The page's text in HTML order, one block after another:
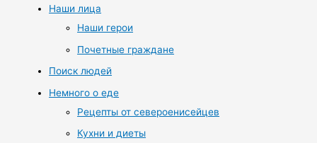
Наши лица
Наши герои
Почетные граждане
Поиск людей
Немного о еде
Рецепты от североенисейцев
Кухни и диеты